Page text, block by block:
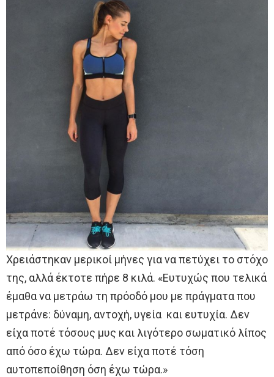
Χρειάστηκαν μερικοί μήνες για να πετύχει το στόχο
της, αλλά έκτοτε πήρε 8 κιλά. «Ευτυχώς που τελικά
έμαθα να μετράω τη πρόοδό μου με πράγματα που
μετράνε: δύναμη, αντοχή, υγεία και ευτυχία. Δεν
είχα ποτέ τόσους μυς και λιγότερο σωματικό λίπος
από όσο έχω τώρα. Δεν είχα ποτέ τόση
αυτοπεποίθηση όση έχω τώρα.»